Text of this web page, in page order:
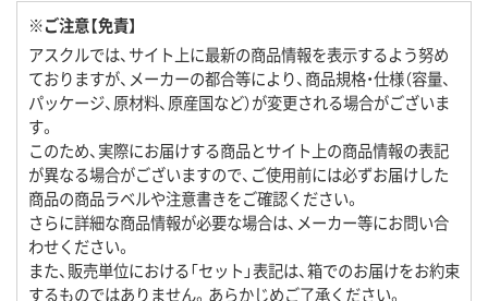
※ご注意【免責】
アスクルでは、サイト上に最新の商品情報を表示するよう努め
ておりますが、メーカーの都合等により、商品規格・仕様（容量、
パッケージ、原材料、原産国など）が変更される場合がございま
す。
このため、実際にお届けする商品とサイト上の商品情報の表記
が異なる場合がございますので、ご使用前には必ずお届けした
商品の商品ラベルや注意書きをご確認ください。
さらに詳細な商品情報が必要な場合は、メーカー等にお問い合
わせください。
また、販売単位における「セット」表記は、箱でのお届けをお約束
するものではありません。あらかじめご了承ください。